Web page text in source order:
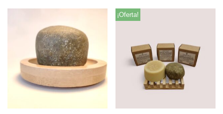
¡Oferta!